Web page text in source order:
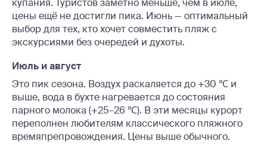
купания. Туристов заметно меньше, чем в июле,
цены ещё не достигли пика. Июнь — оптимальный
выбор для тех, кто хочет совместить пляж с
экскурсиями без очередей и духоты.
Июль и август
Это пик сезона. Воздух раскаляется до +30 ℃ и
выше, вода в бухте нагревается до состояния
парного молока (+25–26 ℃). В эти месяцы курорт
переполнен любителям классического пляжного
времяпрепровождения. Цены выше обычного.